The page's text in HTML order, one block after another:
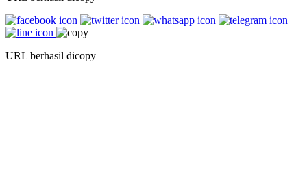
URL berhasil dicopy